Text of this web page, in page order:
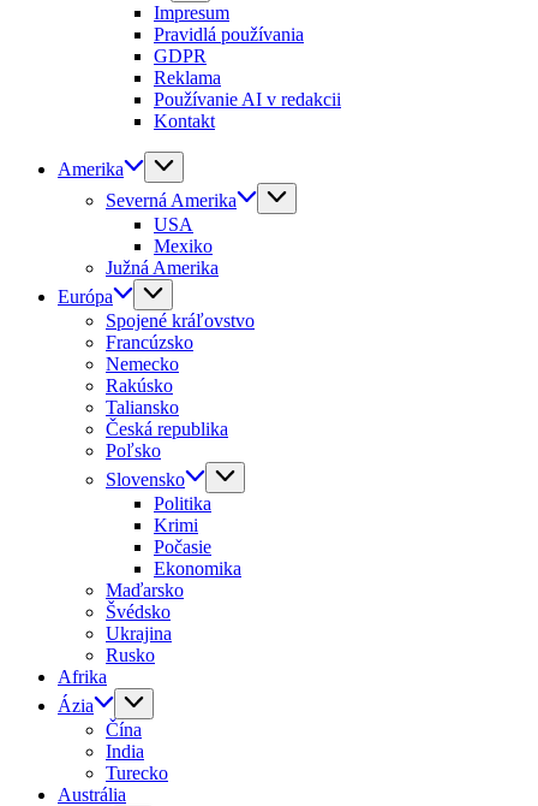
Impresum
Pravidlá používania
GDPR
Reklama
Používanie AI v redakcii
Kontakt
Amerika
Severná Amerika
USA
Mexiko
Južná Amerika
Európa
Spojené kráľovstvo
Francúzsko
Nemecko
Rakúsko
Taliansko
Česká republika
Poľsko
Slovensko
Politika
Krimi
Počasie
Ekonomika
Maďarsko
Švédsko
Ukrajina
Rusko
Afrika
Ázia
Čína
India
Turecko
Austrália